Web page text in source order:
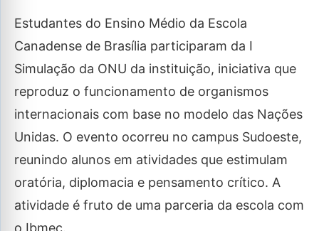
Estudantes do Ensino Médio da Escola
Canadense de Brasília participaram da I
Simulação da ONU da instituição, iniciativa que
reproduz o funcionamento de organismos
internacionais com base no modelo das Nações
Unidas. O evento ocorreu no campus Sudoeste,
reunindo alunos em atividades que estimulam
oratória, diplomacia e pensamento crítico. A
atividade é fruto de uma parceria da escola com